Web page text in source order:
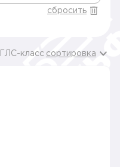
сбросить
класс сортировка